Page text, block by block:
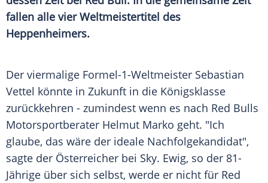
fallen alle vier Weltmeistertitel des
Heppenheimers.
Der viermalige Formel-1-Weltmeister Sebastian
Vettel könnte in Zukunft in die Königsklasse
zurückkehren - zumindest wenn es nach Red Bulls
Motorsportberater Helmut Marko geht. "Ich
glaube, das wäre der ideale Nachfolgekandidat",
sagte der Österreicher bei Sky. Ewig, so der 81-
Jährige über sich selbst, werde er nicht für Red